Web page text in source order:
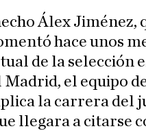
Álex Jiménez,
hace unos
de la selección
Madrid, el equipo
la carrera del
llegara a citarse